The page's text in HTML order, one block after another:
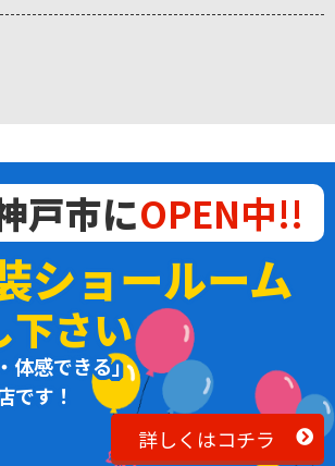
戸市にOPEN中!!
ショールーム
下さい
体感できる」
です！
詳しくはコチラ